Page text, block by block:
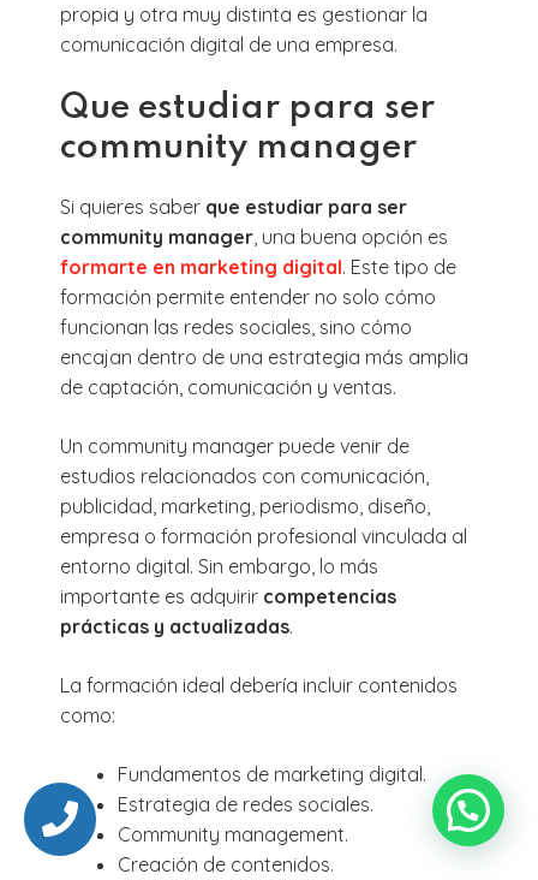
propia y otra muy distinta es gestionar la
comunicación digital de una empresa.
Que estudiar para ser
community manager
Si quieres saber que estudiar para ser
community manager , una buena opción es
formarte en marketing digital. Este tipo de
formación permite entender no solo cómo
funcionan las redes sociales, sino cómo
encajan dentro de una estrategia más amplia
de captación, comunicación y ventas.
Un community manager puede venir de
estudios relacionados con comunicación,
publicidad, marketing, periodismo, diseño,
empresa o formación profesional vinculada al
entorno digital. Sin embargo, lo más
importante es adquirir competencias
prácticas y actualizadas.
La formación ideal debería incluir contenidos
como:
Fundamentos de marketing digital.
Estrategia de redes sociales.
Community management.
Creación de contenidos.